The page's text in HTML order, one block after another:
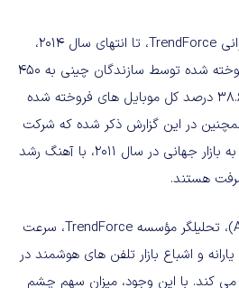
بر اساس گزارش مؤسسه تایوانی TrendForce، تا انتهای سال 2014،
تعداد تلفن های هوشمند فروخته شده توسط سازندگان چینی به 450
میلیون دستگاه می رسد که 38.6 درصد کل موبایل های فروخته شده
در این گزارش ذکر شده که شرکت
های چینی، پس از ورودشان به بازار جهانی در سال 2011، با آهنگ رشد
به گفته آلن چِن (Alan Chen)، تحلیلگر مؤسسه TrendForce، سرعت
کاهش یارانه و اشباع بازار تلفن های هوشمند در
پیدا می کند. با این وجود، میزان سهم چشم